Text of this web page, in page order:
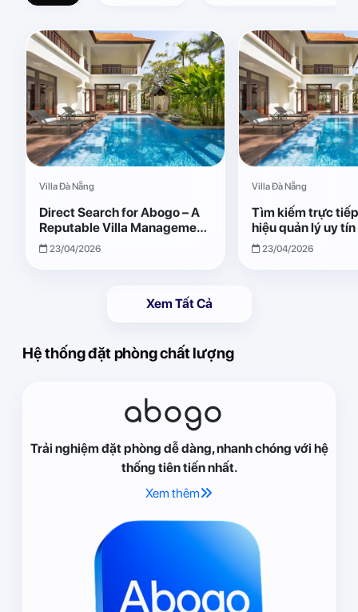
Villa Đà Nẵng
Direct Search for Abogo – A
Reputable Villa Management
Brand with Transparent and
Effective Operations
23/04/2026
Villa Đà Nẵng
Tìm kiếm trực
hiệu quản lý uy
Giải pháp vận
quả, minh bạch
23/04/2026
Xem Tất Cả
Hệ thống đặt phòng chất lượng
abogo
Trải nghiệm đặt phòng dễ dàng, nhanh chóng với hệ
thống tiên tiến nhất.
Xem thêm